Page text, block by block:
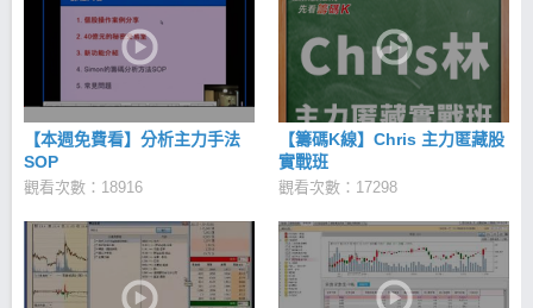
【本週免費看】分析主力手法
SOP
觀看次數：18916
【籌碼K線】Chris 主力匿藏股
實戰班
觀看次數：17298